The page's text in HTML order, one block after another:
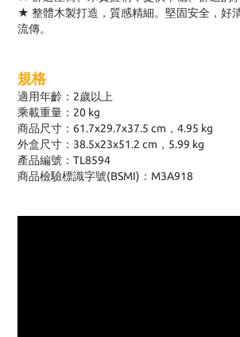
★ 整體木製打造，質感精細。堅固安全，好
流傳。
規格
適用年齡：2歲以上
乘載重量：20 kg
商品尺寸：61.7x29.7x37.5 cm，4.95 kg
外盒尺寸：38.5x23x51.2 cm，5.99 kg
產品編號：TL8594
商品檢驗標識字號(BSMI)：M3A918